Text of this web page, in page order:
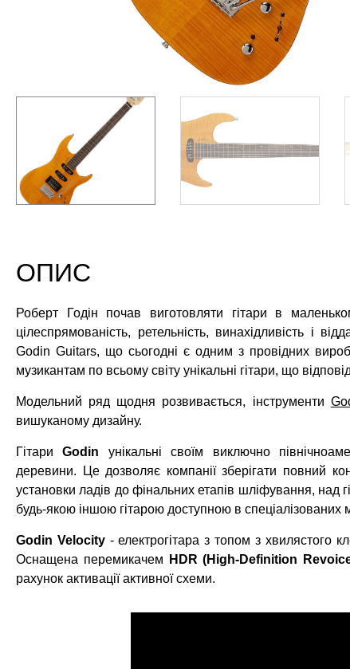
ОПИС
Роберт Годін почав виготовляти гітари в
цілеспрямованість, ретельність, винахідливість і
Godin Guitars, що сьогодні є одним з провідних
музикантам по всьому світу унікальні гітари, що
Модельний ряд щодня розвивається, інструменти
вишуканому дизайну.
ГітариGodin унікальні своїм виключно
деревини. Це дозволяє компанії зберігати повний
установки ладів до фінальних етапів шліфування, над
будь-якою іншою гітарою доступною в спеціалізованих
Godin Velocity- електрогітара з топом з хвилястого
Оснащена перемикачем
HDR (High-Definition
рахунок активації активної схеми.